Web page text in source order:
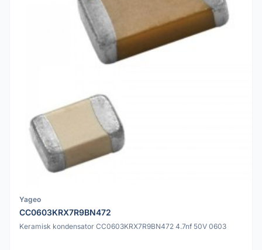
Yageo
CC0603KRX7R9BN472
Keramisk kondensator CC0603KRX7R9BN472 4.7nf 50V 0603